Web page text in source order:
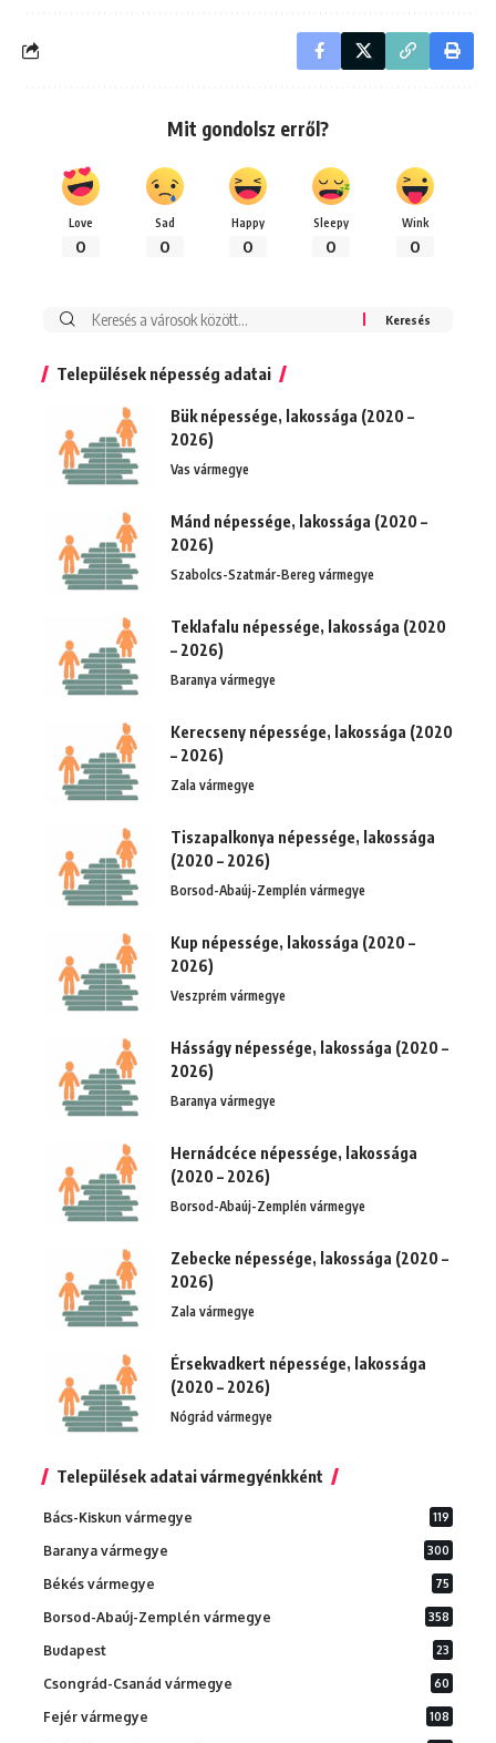
Mit gondolsz erről?
Love
0
Sad
0
Happy
0
Sleepy
0
Wink
0
Keresés:
Települések népesség adatai
Bük népessége, lakossága (2020 –
2026)
Vas vármegye
Mánd népessége, lakossága (2020 –
2026)
Szabolcs-Szatmár-Bereg vármegye
Teklafalu népessége, lakossága (2020
– 2026)
Baranya vármegye
Kerecseny népessége, lakossága (2020
– 2026)
Zala vármegye
Tiszapalkonya népessége, lakossága
(2020 – 2026)
Borsod-Abaúj-Zemplén vármegye
Kup népessége, lakossága (2020 –
2026)
Veszprém vármegye
Hásságy népessége, lakossága (2020 –
2026)
Baranya vármegye
Hernádcéce népessége, lakossága
(2020 – 2026)
Borsod-Abaúj-Zemplén vármegye
Zebecke népessége, lakossága (2020 –
2026)
Zala vármegye
Érsekvadkert népessége, lakossága
(2020 – 2026)
Nógrád vármegye
Települések adatai vármegyénkként
Bács-Kiskun vármegye 119
Baranya vármegye 300
Békés vármegye 75
Borsod-Abaúj-Zemplén vármegye 358
Budapest 23
Csongrád-Csanád vármegye 60
Fejér vármegye 108